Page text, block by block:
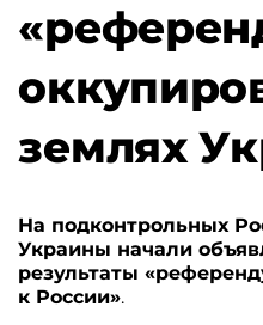
землях
На подконтрольных
Украины начали
результаты
к России».